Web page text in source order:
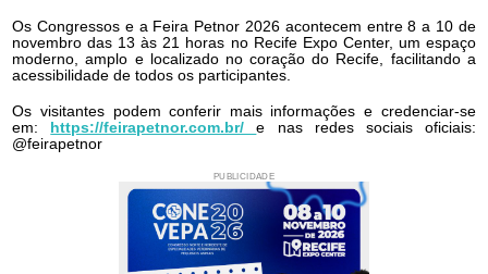
Os Congressos e a Feira Petnor 2026 acontecem entre 8 a 10 de
novembro das 13 às 21 horas no Recife Expo Center, um espaço
moderno, amplo e localizado no coração do Recife, facilitando a
acessibilidade de todos os participantes.
Os visitantes podem conferir mais informações e credenciar-se
em:
https://feirapetnor.com.br/e nas redes sociais oficiais:
@feirapetnor
PUBLICIDADE